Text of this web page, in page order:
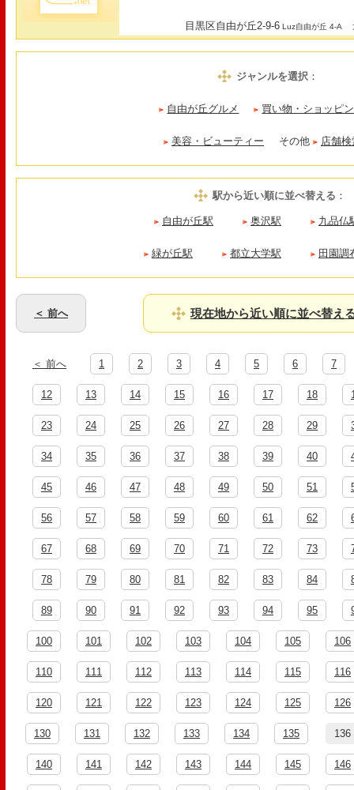
目黒区自由が丘2-9-6 Luz自由が丘 4-A
ジャンルを選択：
自由が丘グルメ 買い物・ショッピ
美容・ビューティー その他 店舗
駅から近い順に並べ替える ：
自由が丘駅 奥沢駅 九品仏
緑が丘駅 都立大学駅 田園調
＜ 前へ 現在地から近い順に並べ替え
＜ 前へ 1 2 3 4 5 6 7
12 13 14 15 16 17 18
23 24 25 26 27 28 29
34 35 36 37 38 39 40
45 46 47 48 49 50 51
56 57 58 59 60 61 62
67 68 69 70 71 72 73
78 79 80 81 82 83 84
89 90 91 92 93 94 95
100 101 102 103 104 105 106
110 111 112 113 114 115 116
120 121 122 123 124 125 126
130 131 132 133 134 135 136
140 141 142 143 144 145 146